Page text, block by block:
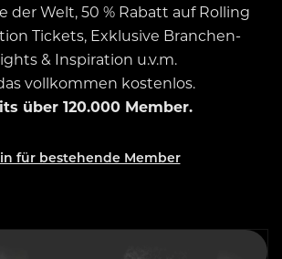
der Welt, 50 % Rabatt auf Rolling
Tickets, Exklusive Branchen-
& Inspiration u.v.m.
vollkommen kostenlos.
über 120.000 Member.
für bestehende Member